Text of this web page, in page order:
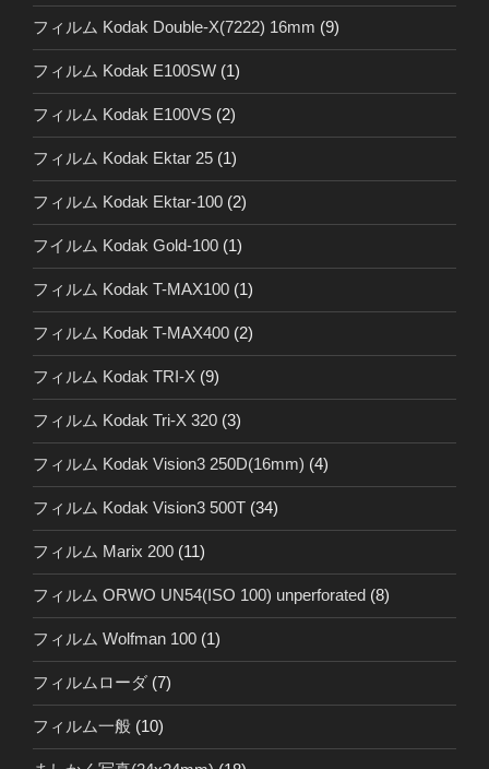
フィルム Kodak Double-X(7222) 16mm (9)
フィルム Kodak E100SW (1)
フィルム Kodak E100VS (2)
フィルム Kodak Ektar 25 (1)
フィルム Kodak Ektar-100 (2)
フイルム Kodak Gold-100 (1)
フィルム Kodak T-MAX100 (1)
フィルム Kodak T-MAX400 (2)
フィルム Kodak TRI-X (9)
フィルム Kodak Tri-X 320 (3)
フィルム Kodak Vision3 250D(16mm) (4)
フィルム Kodak Vision3 500T (34)
フィルム Marix 200 (11)
フィルム ORWO UN54(ISO 100) unperforated (8)
フィルム Wolfman 100 (1)
フィルムローダ (7)
フィルム一般 (10)